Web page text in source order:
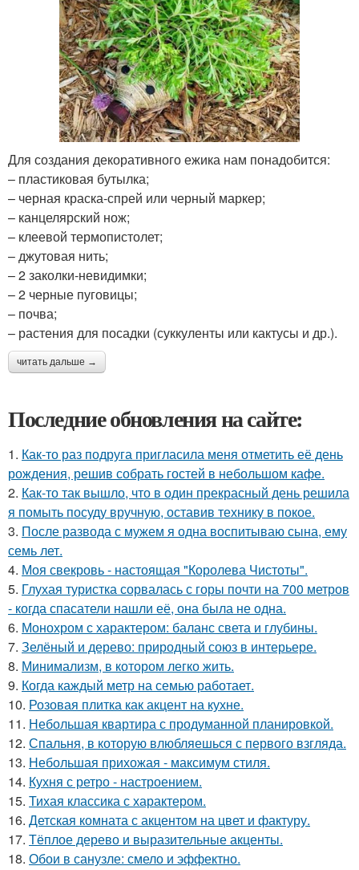
Для создания декоративного ежика нам понадобится:
– пластиковая бутылка;
– черная краска-спрей или черный маркер;
– канцелярский нож;
– клеевой термопистолет;
– джутовая нить;
– 2 заколки-невидимки;
– 2 черные пуговицы;
– почва;
– растения для посадки (суккуленты или кактусы и др.).
читать дальше →
Последние обновления на сайте:
1. Как-то раз подруга пригласила меня отметить её день
рождения, решив собрать гостей в небольшом кафе.
2. Как-то так вышло, что в один прекрасный день решила
я помыть посуду вручную, оставив технику в покое.
3. После развода с мужем я одна воспитываю сына, ему
семь лет.
4. Моя свекровь - настоящая "Королева Чистоты".
5. Глухая туристка сорвалась с горы почти на 700 метров
- когда спасатели нашли её, она была не одна.
6. Монохром с характером: баланс света и глубины.
7. Зелёный и дерево: природный союз в интерьере.
8. Минимализм, в котором легко жить.
9. Когда каждый метр на семью работает.
10. Розовая плитка как акцент на кухне.
11. Небольшая квартира с продуманной планировкой.
12. Спальня, в которую влюбляешься с первого взгляда.
13. Небольшая прихожая - максимум стиля.
14. Кухня с ретро - настроением.
15. Тихая классика с характером.
16. Детская комната с акцентом на цвет и фактуру.
17. Тёплое дерево и выразительные акценты.
18. Обои в санузле: смело и эффектно.